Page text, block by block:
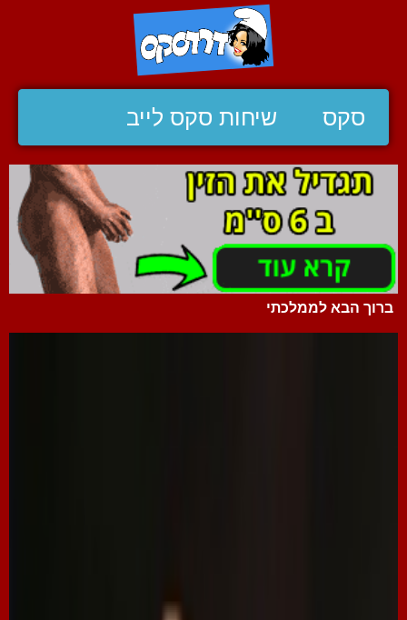
סקס שיחות סקס לייב
ברוך הבא לממלכתי